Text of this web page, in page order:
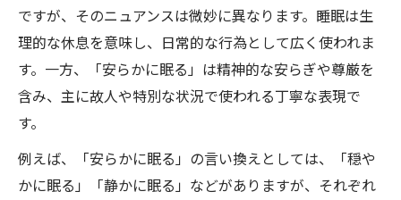
ですが、そのニュアンスは微妙に異なります。睡眠は生
理的な休息を意味し、日常的な行為として広く使われま
す。一方、「安らかに眠る」は精神的な安らぎや尊厳を
含み、主に故人や特別な状況で使われる丁寧な表現で
す。
例えば、「安らかに眠る」の言い換えとしては、「穏や
かに眠る」「静かに眠る」などがありますが、それぞれ